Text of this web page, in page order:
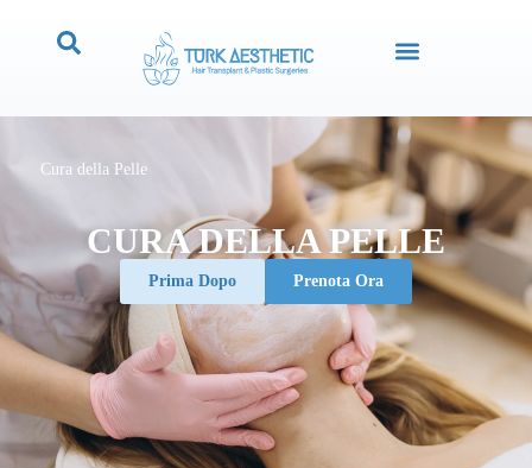
Cura della Pelle
CURA DELLA PELLE
Prima Dopo Prenota Ora